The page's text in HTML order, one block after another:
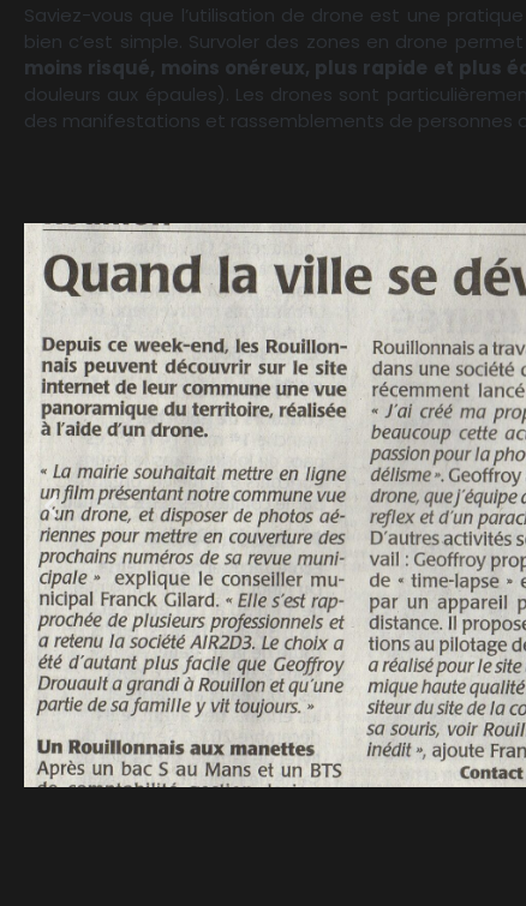
Saviez-vous que l’utilisation de drone est une pratique
bien c’est simple. Survoler des zones en drone
moins risqué, moins onéreux, plus rapide et plus
douleurs aux épaules). Les drones sont
des manifestations et rassemblements de personnes